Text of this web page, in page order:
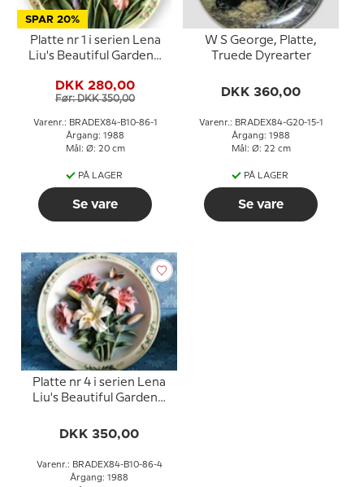
SPAR 20%
Platte nr 1 i serien Lena
Liu's Beautiful Gardens,
DKK 280,00
Før: DKK 350,00
Varenr.: BRADEX84-B10-86-1
Årgang: 1988
Mål: Ø: 20 cm
PÅ LAGER
Se vare
W S George, Platte,
Truede Dyrearter
DKK 360,00
Varenr.: BRADEX84-G20-15-1
Årgang: 1988
Mål: Ø: 22 cm
PÅ LAGER
Se vare
Platte nr 4 i serien Lena
Liu's Beautiful Gardens,
DKK 350,00
Varenr.: BRADEX84-B10-86-4
Årgang: 1988